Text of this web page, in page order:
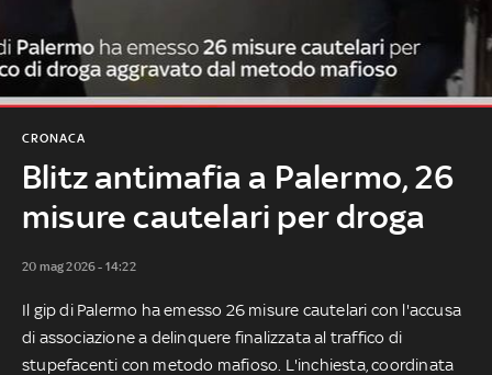
Blitz antimafia a Palermo, 26
misure cautelari per droga
CRONACA
20 mag 2026 - 14:22
Il gip di Palermo ha emesso 26 misure cautelari con l'accusa
di associazione a delinquere finalizzata al traffico di
stupefacenti con metodo mafioso. L'inchiesta, coordinata